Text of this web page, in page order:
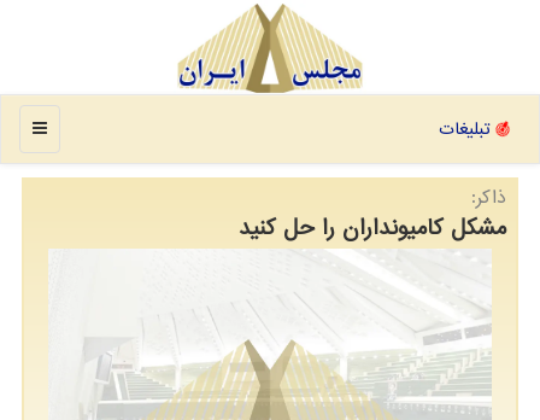
منو تبلیغات
ذاکر:
مشکل کامیونداران را حل کنید